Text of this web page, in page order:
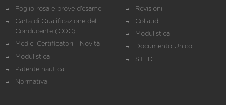
Foglio rosa e prove d’esame
Carta di Qualificazione del
Conducente (CQC)
Medici Certificatori - Novità
Modulistica
Patente nautica
Normativa
Revisioni
Collaudi
Modulistica
Documento Unico
STED